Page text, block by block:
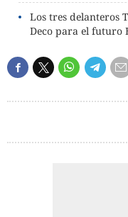
Los tres delanteros
Deco para el futuro